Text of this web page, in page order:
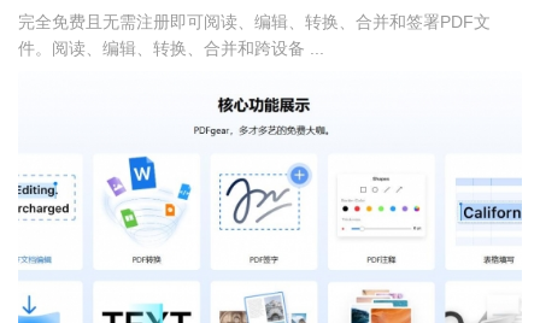
完全免费且无需注册即可阅读、编辑、转换、合并和签署PDF文
件。阅读、编辑、转换、合并和跨设备 ...